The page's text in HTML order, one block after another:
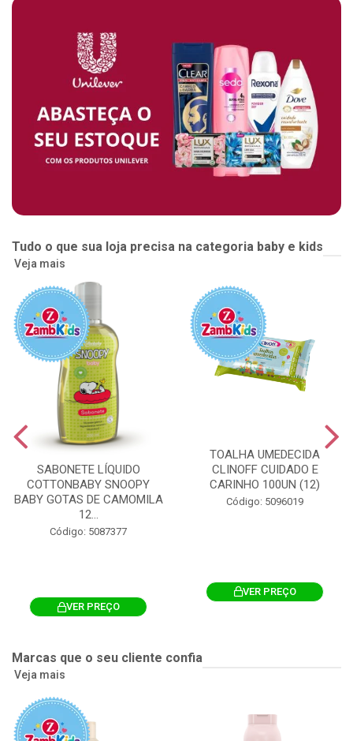
Tudo o que sua loja precisa na categoria baby e kids
Veja mais
SABONETE LÍQUIDO
COTTONBABY SNOOPY
BABY GOTAS DE CAMOMILA
12...
Código: 5087377
VER PREÇO
TOALHA UMEDECIDA
CLINOFF CUIDADO E
CARINHO 100UN (12)
Código: 5096019
VER PREÇO
Marcas que o seu cliente confia
Veja mais